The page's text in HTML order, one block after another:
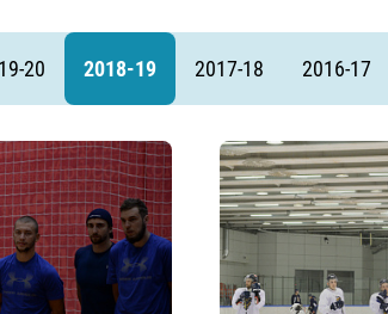
20 2018-19 2017-18 2016-17